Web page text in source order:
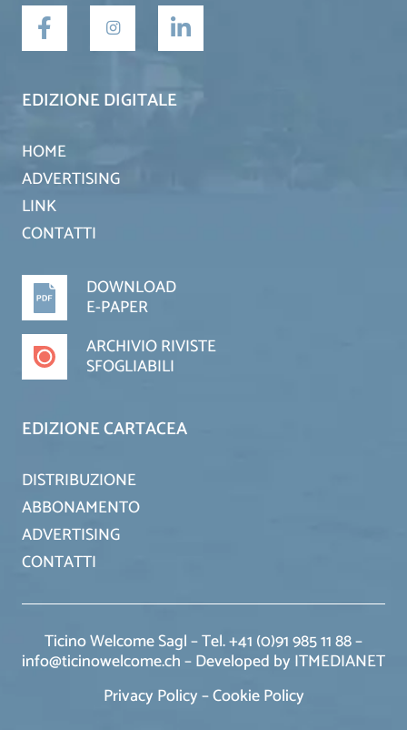
EDIZIONE DIGITALE
HOME
ADVERTISING
LINK
CONTATTI
DOWNLOAD
E-PAPER
ARCHIVIO RIVISTE
SFOGLIABILI
EDIZIONE CARTACEA
DISTRIBUZIONE
ABBONAMENTO
ADVERTISING
CONTATTI
Ticino Welcome Sagl – Tel. +41 (0)91 985 11 88 –
info@ticinowelcome.ch –Developed by ITMEDIANET
Privacy Policy–Cookie Policy